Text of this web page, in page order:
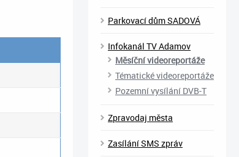
Parkovací dům SADOVÁ
Infokanál TV Adamov
Měsíční videoreportáže
Tématické videoreportáže
Pozemní vysílání DVB-T
Zpravodaj města
Zasílání SMS zpráv